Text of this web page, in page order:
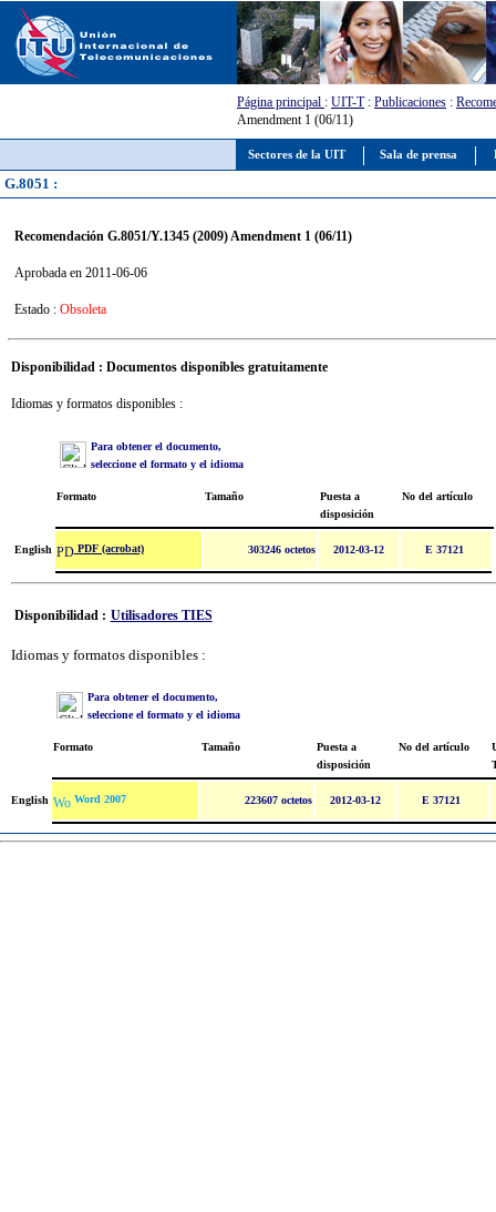
Sectores de la UIT Sala de prensa
Página principal : UIT-T: Publicaciones :
Amendment 1 (06/11)
G.8051 :
Recomendación G.8051/Y.1345 (2009) Amendment 1 (06/11)
Aprobada en 2011-06-06
Estado : Obsoleta
Disponibilidad : Documentos disponibles gratuitamente
Idiomas y formatos disponibles :
Para obtener el documento,
seleccione el formato y el idioma
Formato Tamaño
Puesta a
disposición
No del artículo
English PDF (acrobat) 303246 octetos 2012-03-12 E 37121
Disponibilidad : Utilisadores TIES
Idiomas y formatos disponibles :
Para obtener el documento,
seleccione el formato y el idioma
Formato Tamaño
Puesta a
disposición
No del artículo
English Word 2007 223607 octetos 2012-03-12 E 37121